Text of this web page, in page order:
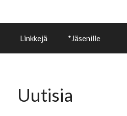
Linkkejä *Jäsenille
Uutisia